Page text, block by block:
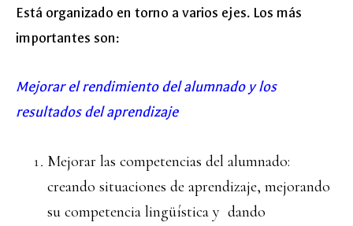
Está organizado en torno a varios ejes. Los más
importantes son:
Mejorar el rendimiento del alumnado y los
resultados del aprendizaje
Mejorar las competencias del alumnado:
creando situaciones de aprendizaje, mejorando
su competencia lingüística y dando